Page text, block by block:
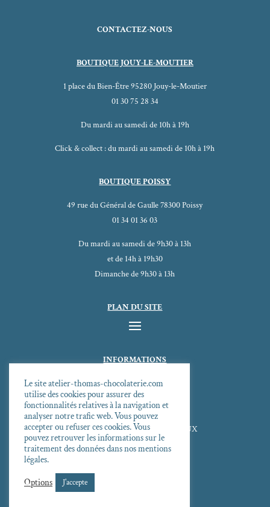
CONTACTEZ-NOUS
BOUTIQUE JOUY-LE-MOUTIER
1 place du Bien-Être 95280 Jouy-le-Moutier
01 30 75 28 34
Du mardi au samedi de 10h à 19h
Click & collect : du mardi au samedi de 10h à 19h
BOUTIQUE POISSY
49 rue du Général de Gaulle 78300 Poissy
01 34 01 36 03
Du mardi au samedi de 9h30 à 13h
et de 14h à 19h30
Dimanche de 9h30 à 13h
PLAN DU SITE
INFORMATIONS
Mentions légales
Politique de confidentialité
SUIVEZ-NOUS SUR LES RÉSEAUX
Création
Le site atelier-thomas-chocolaterie.com
utilise des cookies pour assurer des
fonctionnalités relatives à la navigation et
analyser notre trafic web. Vous pouvez
accepter ou refuser ces cookies. Vous
pouvez retrouver les informations sur le
traitement des données dans nos mentions
légales.
Options
J'accepte